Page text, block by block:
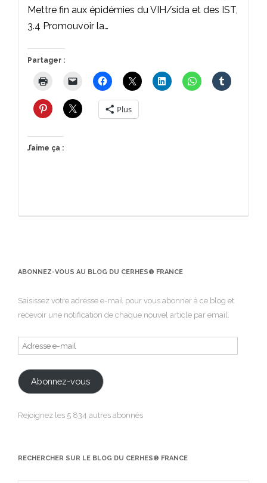
Mettre fin aux épidémies du VIH/sida et des IST,
3.4 Promouvoir la…
Partager :
Plus
J’aime ça :
ABONNEZ-VOUS AU BLOG DU CERHES® FRANCE
Saisissez votre adresse e-mail pour vous abonner à ce blog et
recevoir une notification de chaque nouvel article par email.
Adresse
e-
mail
Abonnez-vous
Rejoignez les 5 834 autres abonnés
RECHERCHER SUR LE BLOG DU CERHES® FRANCE